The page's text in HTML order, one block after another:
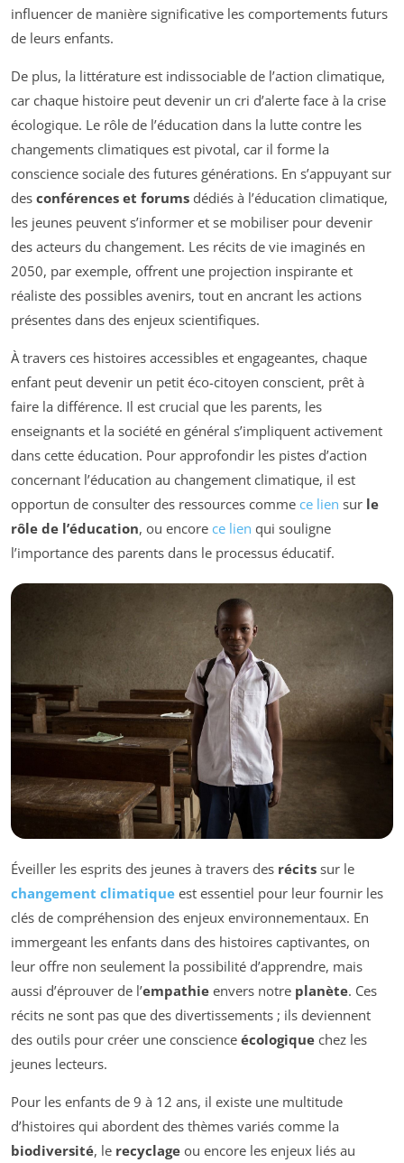
influencer de manière significative les comportements futurs
de leurs enfants.
De plus, la littérature est indissociable de l’action climatique,
car chaque histoire peut devenir un cri d’alerte face à la crise
écologique. Le rôle de l’éducation dans la lutte contre les
changements climatiques est pivotal, car il forme la
conscience sociale des futures générations. En s’appuyant sur
des conférences et forums dédiés à l’éducation climatique,
les jeunes peuvent s’informer et se mobiliser pour devenir
des acteurs du changement. Les récits de vie imaginés en
2050, par exemple, offrent une projection inspirante et
réaliste des possibles avenirs, tout en ancrant les actions
présentes dans des enjeux scientifiques.
À travers ces histoires accessibles et engageantes, chaque
enfant peut devenir un petit éco-citoyen conscient, prêt à
faire la différence. Il est crucial que les parents, les
enseignants et la société en général s’impliquent activement
dans cette éducation. Pour approfondir les pistes d’action
concernant l’éducation au changement climatique, il est
opportun de consulter des ressources comme ce lien sur le
rôle de l’éducation, ou encore ce lien qui souligne
l’importance des parents dans le processus éducatif.
Éveiller les esprits des jeunes à travers des récits sur le
changement climatique est essentiel pour leur fournir les
clés de compréhension des enjeux environnementaux. En
immergeant les enfants dans des histoires captivantes, on
leur offre non seulement la possibilité d’apprendre, mais
aussi d’éprouver de l’empathie envers notre planète. Ces
récits ne sont pas que des divertissements ; ils deviennent
des outils pour créer une conscience écologique chez les
jeunes lecteurs.
Pour les enfants de 9 à 12 ans, il existe une multitude
d’histoires qui abordent des thèmes variés comme la
biodiversité, le recyclage ou encore les enjeux liés au